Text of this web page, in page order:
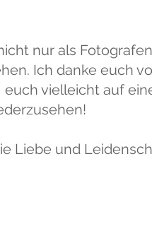
nur als
Ich danke euch
vielleicht auf
Liebe und